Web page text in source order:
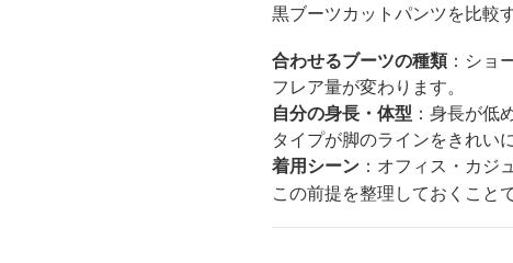
黒ブーツカットパンツを比較
合わせるブーツの種類：ショ
フレア量が変わります。
自分の身長・体型 ：身長が低
タイプが脚のラインをきれい
着用シーン ：オフィス・カジ
この前提を整理しておくこと